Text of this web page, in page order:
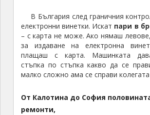
В България след граничния
електронни винетки. Искат пари в
– с карта не може. Ако нямаш
за издаване на електронна
плащаш с карта. Машинката
стъпка по стъпка какво да се
малко сложно ама се справи
От Калотина до София
ремонти,